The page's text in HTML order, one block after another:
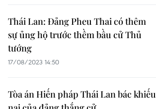
Thái Lan: Đảng Pheu Thai có thêm
sự ủng hộ trước thềm bầu cử Thủ
tướng
17/08/2023 14:50
Tòa án Hiến pháp Thái Lan bác khiếu